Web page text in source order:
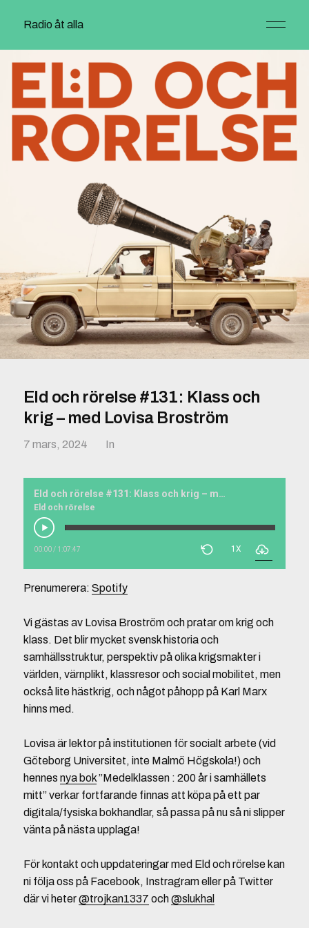
Radio åt alla
Eld och rörelse #131: Klass och
krig – med Lovisa Broström
7 mars, 2024 In
Eld och rörelse #131: Klass och krig – med Lovisa Broström
Eld och rörelse
00:00/ 1:07:47 1X
Prenumerera: Spotify
Vi gästas av Lovisa Broström och pratar om krig och
klass. Det blir mycket svensk historia och
samhällsstruktur, perspektiv på olika krigsmakter i
världen, värnplikt, klassresor och social mobilitet, men
också lite hästkrig, och något påhopp på Karl Marx
hinns med.
Lovisa är lektor på institutionen för socialt arbete (vid
Göteborg Universitet, inte Malmö Högskola!) och
hennes nya bok”Medelklassen : 200 år i samhällets
mitt” verkar fortfarande finnas att köpa på ett par
digitala/fysiska bokhandlar, så passa på nu så ni slipper
vänta på nästa upplaga!
För kontakt och uppdateringar med Eld och rörelse kan
ni följa oss på Facebook, Instragram eller på Twitter
där vi heter@trojkan1337 och@slukhal